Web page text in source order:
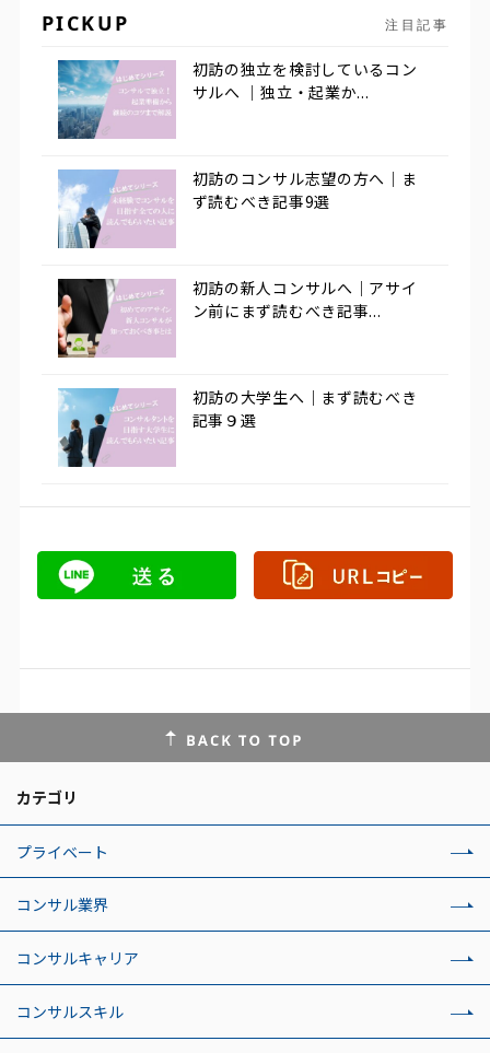
PICKUP 注目記事
初訪の独立を検討しているコン
サルへ ｜独立・起業か...
初訪のコンサル志望の方へ｜ま
ず読むべき記事9選
初訪の新人コンサルへ｜アサイ
ン前にまず読むべき記事...
初訪の大学生へ｜まず読むべき
記事９選
カテゴリ
プライベート
コンサル業界
コンサルキャリア
コンサルスキル